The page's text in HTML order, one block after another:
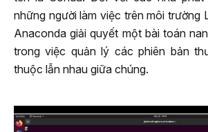
những người làm việc trên môi trường
Anaconda giải quyết một bài toán
trong việc quản lý các phiên bản
thuộc lẫn nhau giữa chúng.